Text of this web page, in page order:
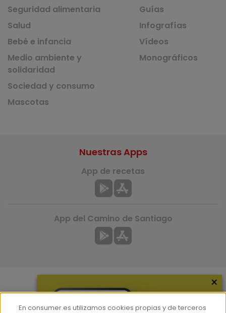
Seguridad alimentaria
Salud
Bebé e infancia
Medio ambiente y
solidaridad
Sociedad y consumo
Mascotas
Guías
Infografías
Vídeos
Monográficos
Más información
Nuestras Apps
App de recetas
App del Camino de Santiago
×
En consumer.es utilizamos cookies propias y de terceros